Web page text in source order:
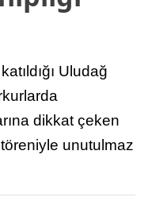
Uludağ
dikkat çeken
unutulmaz